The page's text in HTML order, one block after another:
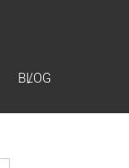
BLOG